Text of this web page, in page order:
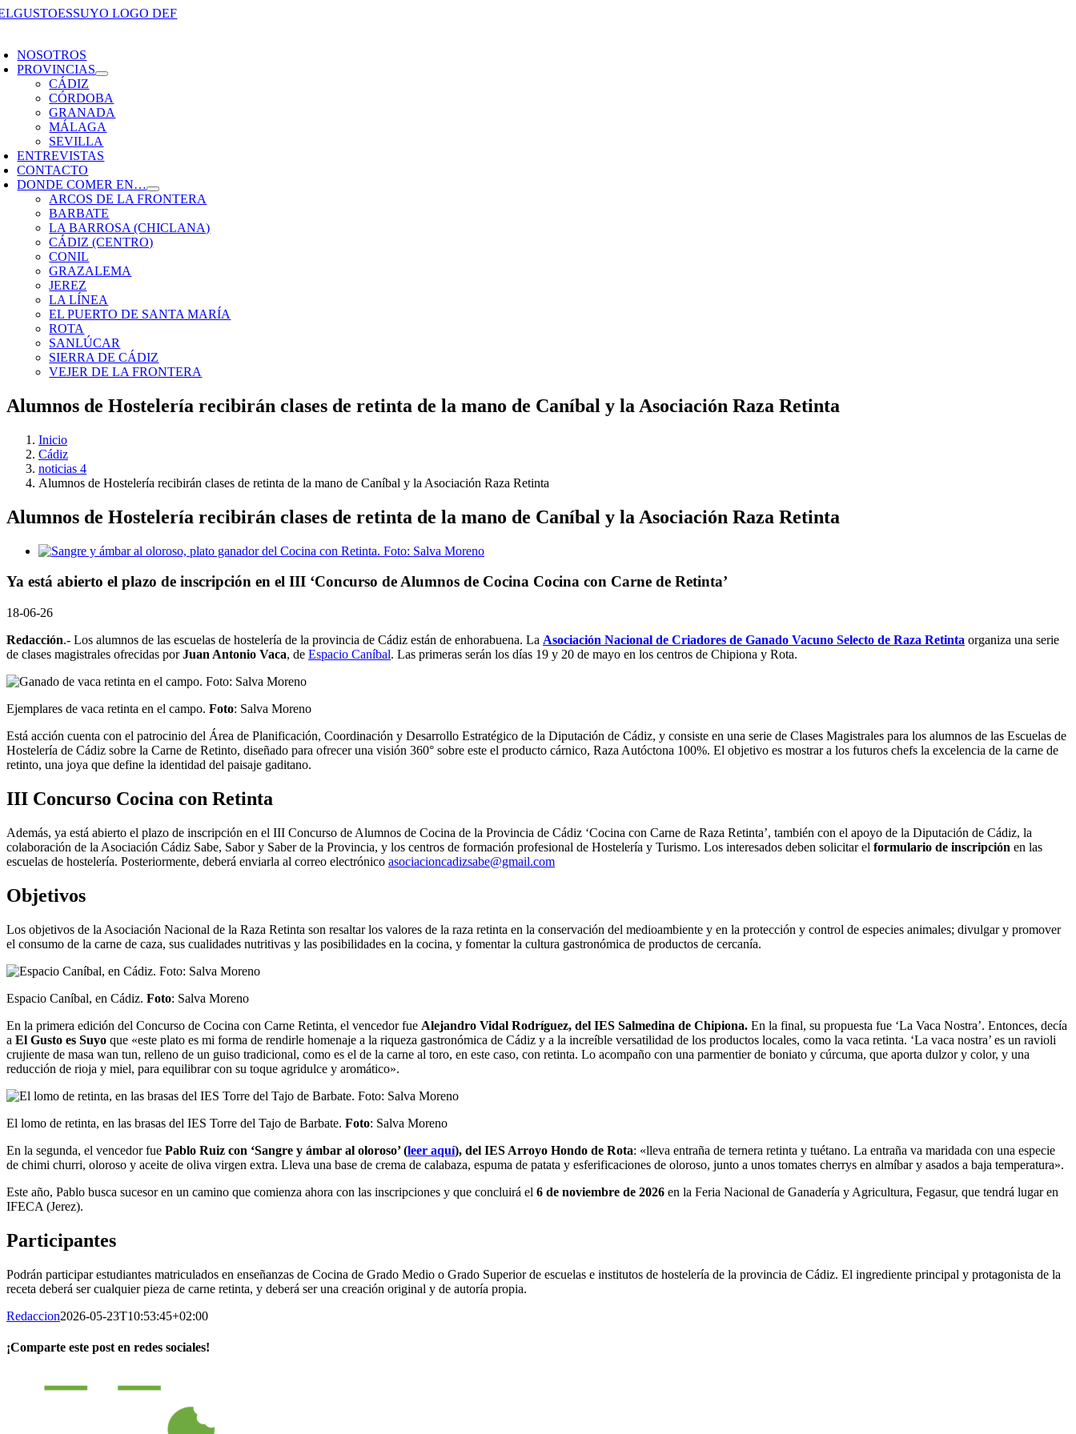
Saltar
NOSOTROS
PROVINCIAS
CÁDIZ
CÓRDOBA
GRANADA
MÁLAGA
SEVILLA
ENTREVISTAS
CONTACTO
DONDE COMER EN…
ARCOS DE LA FRONTERA
BARBATE
LA BARROSA (CHICLANA)
CÁDIZ (CENTRO)
CONIL
GRAZALEMA
JEREZ
LA LÍNEA
EL PUERTO DE SANTA MARÍA
ROTA
SANLÚCAR
SIERRA DE CÁDIZ
VEJER DE LA FRONTERA
Alumnos de Hostelería recibirán clases de retinta de la mano de Caníbal y la Asociación Raza Retinta
Inicio
Cádiz
noticias 4
Alumnos de Hostelería recibirán clases de retinta de la mano de Caníbal y la Asociación Raza Retinta
Alumnos de Hostelería recibirán clases de retinta de la mano de Caníbal y la Asociación Raza Retinta
Ver
más
Ya está abierto el plazo de inscripción en el III ‘Concurso de Alumnos de Cocina Cocina con Carne de Retinta’
18-06-26
Redacción.- Los alumnos de las escuelas de hostelería de la provincia de Cádiz están de enhorabuena. La Asociación Nacional de Criadores de Ganado Vacuno Selecto de Raza Retinta organiza una serie
de clases magistrales ofrecidas porJuan Antonio Vaca, de Espacio Caníbal. Las primeras serán los días 19 y 20 de mayo en los centros de Chipiona y Rota.
Ejemplares de vaca retinta en el campo. Foto: Salva Moreno
Está acción cuenta con el patrocinio del Área de Planificación, Coordinación y Desarrollo Estratégico de la Diputación de Cádiz, y consiste en una serie de Clases Magistrales para los alumnos de las Escuelas de
Hostelería de Cádiz sobre la Carne de Retinto, diseñado para ofrecer una visión 360° sobre este el producto cárnico, Raza Autóctona 100%. El objetivo es mostrar a los futuros chefs la excelencia de la carne de
retinto, una joya que define la identidad del paisaje gaditano.
III Concurso Cocina con Retinta
Además, ya está abierto el plazo de inscripción en el III Concurso de Alumnos de Cocina de la Provincia de Cádiz ‘Cocina con Carne de Raza Retinta’, también con el apoyo de la Diputación de Cádiz, la
colaboración de la Asociación Cádiz Sabe, Sabor y Saber de la Provincia, y los centros de formación profesional de Hostelería y Turismo. Los interesados deben solicitar el formulario de inscripción en las
escuelas de hostelería. Posteriormente, deberá enviarla al correo electrónico asociacioncadizsabe@gmail.com
Objetivos
Los objetivos de la Asociación Nacional de la Raza Retinta son resaltar los valores de la raza retinta en la conservación del medioambiente y en la protección y control de especies animales; divulgar y promover
el consumo de la carne de caza, sus cualidades nutritivas y las posibilidades en la cocina, y fomentar la cultura gastronómica de productos de cercanía.
Espacio Caníbal, en Cádiz. Foto: Salva Moreno
En la primera edición del Concurso de Cocina con Carne Retinta, el vencedor fue Alejandro Vidal Rodríguez, del IES Salmedina de Chipiona. En la final, su propuesta fue ‘La Vaca Nostra’. Entonces, decía
a El Gusto es Suyo que «este plato es mi forma de rendirle homenaje a la riqueza gastronómica de Cádiz y a la increíble versatilidad de los productos locales, como la vaca retinta. ‘La vaca nostra’ es un ravioli
crujiente de masa wan tun, relleno de un guiso tradicional, como es el de la carne al toro, en este caso, con retinta. Lo acompaño con una parmentier de boniato y cúrcuma, que aporta dulzor y color, y una
reducción de rioja y miel, para equilibrar con su toque agridulce y aromático».
El lomo de retinta, en las brasas del IES Torre del Tajo de Barbate. Foto: Salva Moreno
En la segunda, el vencedor fue Pablo Ruiz con ‘Sangre y ámbar al oloroso’ (leer aquí), del IES Arroyo Hondo de Rota: «lleva entraña de ternera retinta y tuétano. La entraña va maridada con una especie
de chimi churri, oloroso y aceite de oliva virgen extra. Lleva una base de crema de calabaza, espuma de patata y esferificaciones de oloroso, junto a unos tomates cherrys en almíbar y asados a baja temperatura».
Este año, Pablo busca sucesor en un camino que comienza ahora con las inscripciones y que concluirá el 6 de noviembre de 2026 en la Feria Nacional de Ganadería y Agricultura, Fegasur, que tendrá lugar en
IFECA (Jerez).
Participantes
Podrán participar estudiantes matriculados en enseñanzas de Cocina de Grado Medio o Grado Superior de escuelas e institutos de hostelería de la provincia de Cádiz. El ingrediente principal y protagonista de la
receta deberá ser cualquier pieza de carne retinta, y deberá ser una creación original y de autoría propia.
Redaccion2026-05-23T10:53:45+02:00
¡Comparte este post en redes sociales!
electrónico